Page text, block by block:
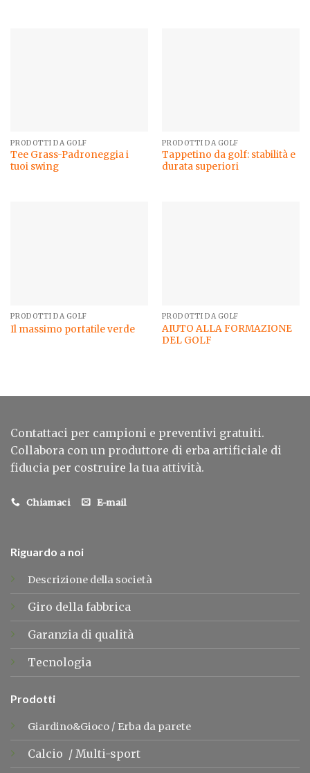
PRODOTTI DA GOLF
Tee Grass-Padroneggia i
tuoi swing
PRODOTTI DA GOLF
Tappetino da golf: stabilità e
durata superiori
PRODOTTI DA GOLF
Il massimo portatile verde
PRODOTTI DA GOLF
AIUTO ALLA FORMAZIONE
DEL GOLF
Contattaci per campioni e preventivi gratuiti.
Collabora con un produttore di erba artificiale di
fiducia per costruire la tua attività.
Chiamaci E-mail
Riguardo a noi
Descrizione della società
Giro della fabbrica
Garanzia di qualità
Tecnologia
Prodotti
Giardino&Gioco/ Erba da parete
Calcio / Multi-sport